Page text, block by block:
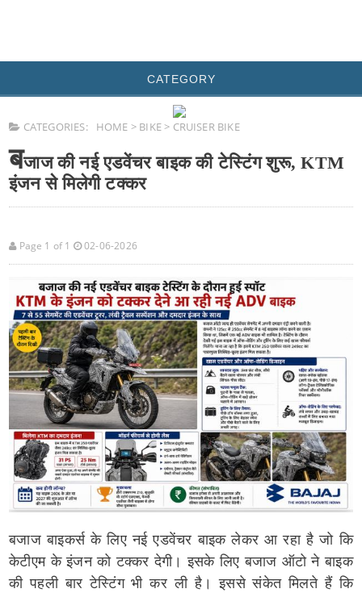
CATEGORY
CATEGORIES: HOME > BIKE> CRUISER BIKE
बजाज की नई एडवेंचर बाइक की टेस्टिंग शुरू, KTM
इंजन से मिलेगी टक्कर
Page 1 of 1 02-06-2026
बजाज बाइकर्स के लिए नई एडवेंचर बाइक लेकर आ रहा है जो कि
केटीएम के इंजन को टक्कर देगी। इसके लिए बजाज ऑटो ने बाइक
की पहली बार टेस्टिंग भी कर ली है। इससे संकेत मिलते हैं कि